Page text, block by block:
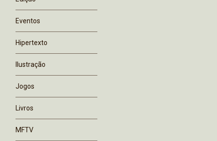
Eventos
Hipertexto
Ilustração
Jogos
Livros
MFTV